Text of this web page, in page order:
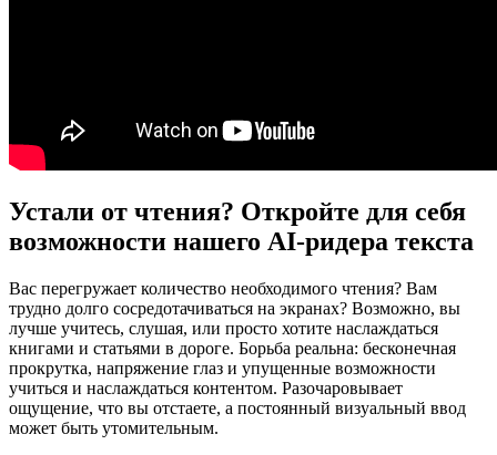
Устали от чтения? Откройте для себя
возможности нашего AI-ридера текста
Вас перегружает количество необходимого чтения? Вам
трудно долго сосредотачиваться на экранах? Возможно, вы
лучше учитесь, слушая, или просто хотите наслаждаться
книгами и статьями в дороге. Борьба реальна: бесконечная
прокрутка, напряжение глаз и упущенные возможности
учиться и наслаждаться контентом. Разочаровывает
ощущение, что вы отстаете, а постоянный визуальный ввод
может быть утомительным.